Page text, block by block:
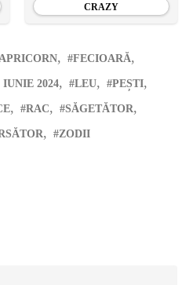
CRAZY
FECIOARĂ
IUNIE 2024 LEU PEȘTI
RAC SĂGETĂTOR
ZODII